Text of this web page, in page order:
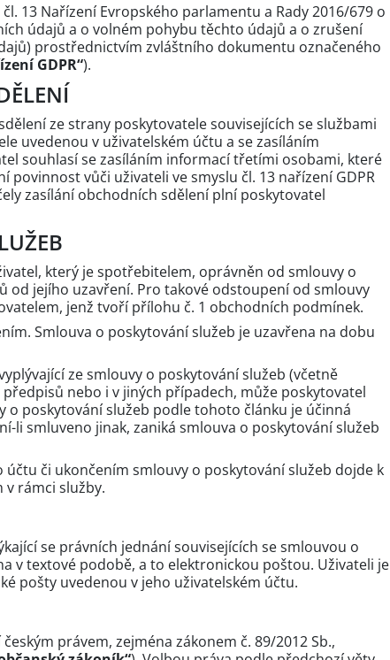
13 Nařízení Evropského parlamentu a Rady 2016/679 o
údajů a o volném pohybu těchto údajů a o zrušení
prostřednictvím zvláštního dokumentu označeného
GDPR“).
ze strany poskytovatele souvisejících se službami
uvedenou v uživatelském účtu a se zasíláním
souhlasí se zasíláním informací třetími osobami, které
vůči uživateli ve smyslu čl. 13 nařízení GDPR
zasílání obchodních sdělení plní poskytovatel
který je spotřebitelem, oprávněn od smlouvy o
od jejího uzavření. Pro takové odstoupení od smlouvy
jenž tvoří přílohu č. 1 obchodních podmínek.
Smlouva o poskytování služeb je uzavřena na dobu
ze smlouvy o poskytování služeb (včetně
nebo i v jiných případech, může poskytovatel
o poskytování služeb podle tohoto článku je účinná
li smluveno jinak, zaniká smlouva o poskytování služeb
či ukončením smlouvy o poskytování služeb dojde k
rámci služby.
se právních jednání souvisejících se smlouvou o
v textové podobě, a to elektronickou poštou. Uživateli je
pošty uvedenou v jeho uživatelském účtu.
právem, zejména zákonem č. 89/2012 Sb.,